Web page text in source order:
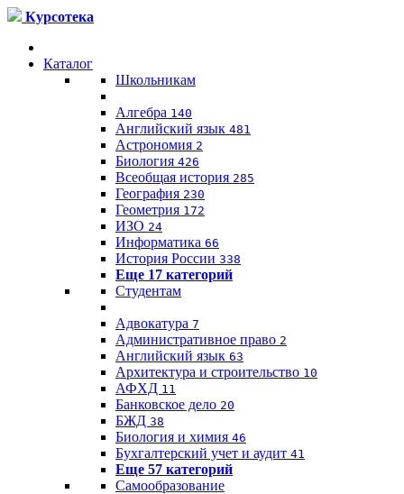
Курсотека
Каталог
Школьникам
Алгебра 140
Английский язык 481
Астрономия 2
Биология 426
Всеобщая история 285
География 230
Геометрия 172
ИЗО 24
Информатика 66
История России 338
Еще 17 категорий
Студентам
Адвокатура 7
Административное право 2
Английский язык 63
Архитектура и строительство 10
АФХД 11
Банковское дело 20
БЖД 38
Биология и химия 46
Бухгалтерский учет и аудит 41
Еще 57 категорий
Самообразование